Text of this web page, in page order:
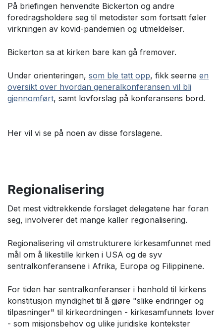
På briefingen henvendte Bickerton og andre
foredragsholdere seg til metodister som fortsatt føler
virkningen av kovid-pandemien og utmeldelser.
Bickerton sa at kirken bare kan gå fremover.
Under orienteringen, som ble tatt opp, fikk seerne en
oversikt over hvordan generalkonferansen vil bli
gjennomført, samt lovforslag på konferansens bord.
Her vil vi se på noen av disse forslagene.
Regionalisering
Det mest vidtrekkende forslaget delegatene har foran
seg, involverer det mange kaller regionalisering.
Regionalisering vil omstrukturere kirkesamfunnet med
mål om å likestille kirken i USA og de syv
sentralkonferansene i Afrika, Europa og Filippinene.
For tiden har sentralkonferanser i henhold til kirkens
konstitusjon myndighet til å gjøre "slike endringer og
tilpasninger" til kirkeordningen - kirkesamfunnets lover
- som misjonsbehov og ulike juridiske kontekster